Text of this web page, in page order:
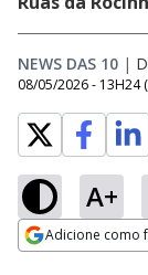
NEWS DAS 10 |
08/05/2026 - 13H24
A+
Adicione como
Ativar